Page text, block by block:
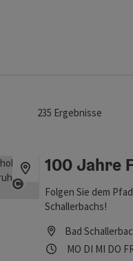
die Auswahl
235 Ergebnisse
100 Jahre
Folgen Sie dem
Schallerbachs!
Bad
Öffnungszeiten
MO Montag
DI MI DO